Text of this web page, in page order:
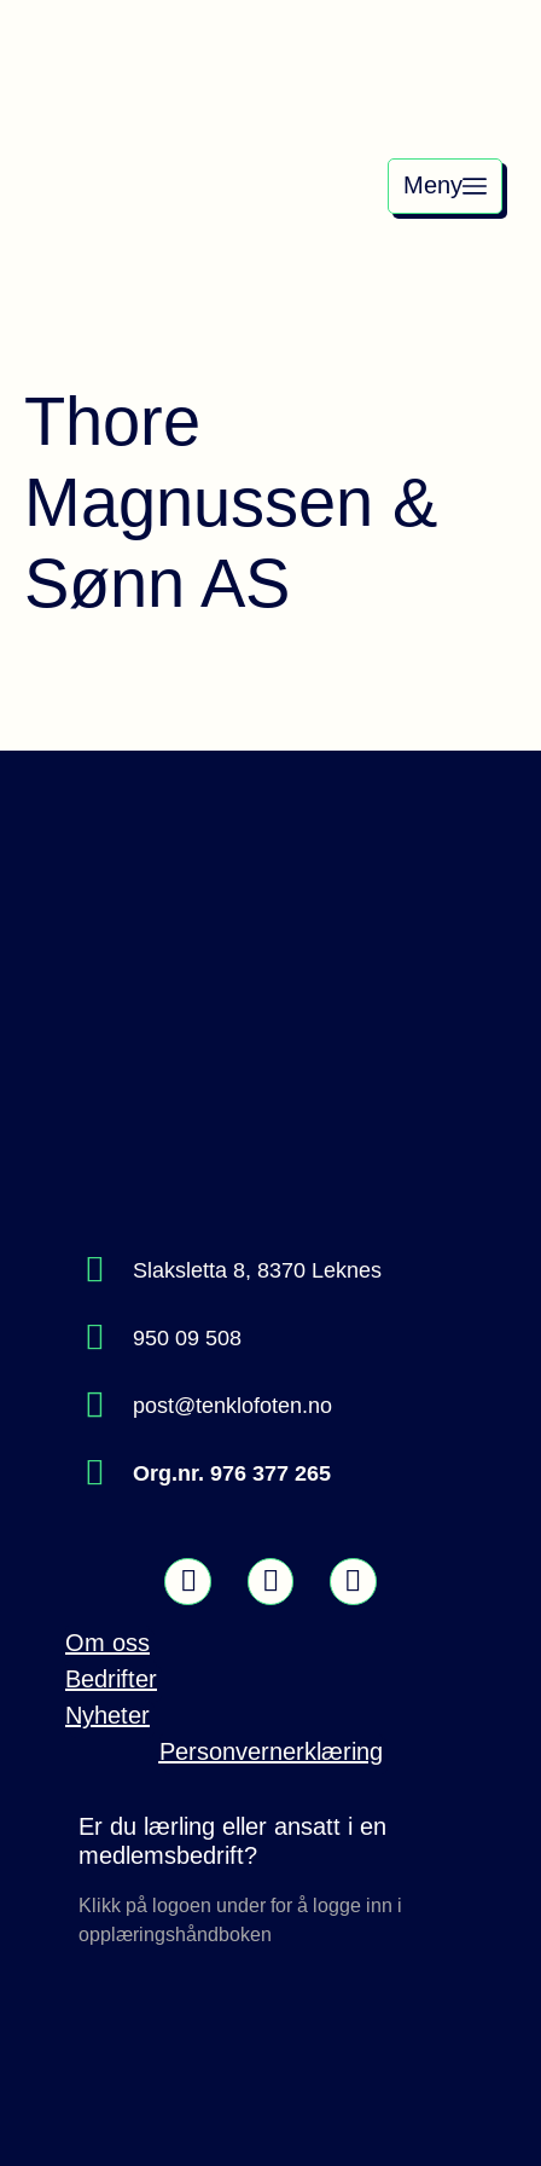
Meny
Thore
Magnussen &
Sønn AS
Slaksletta 8, 8370 Leknes
950 09 508
post@tenklofoten.no
Org.nr. 976 377 265
Om oss
Bedrifter
Nyheter
Personvernerklæring
Er du lærling eller ansatt i en
medlemsbedrift?
Klikk på logoen under for å logge inn i
opplæringshåndboken